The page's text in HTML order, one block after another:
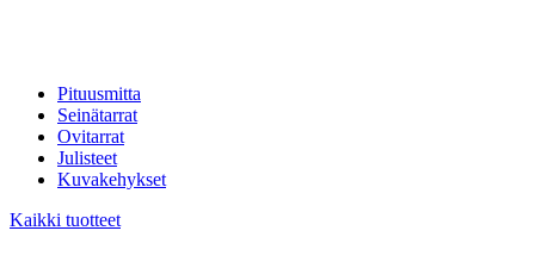
Pituusmitta
Seinätarrat
Ovitarrat
Julisteet
Kuvakehykset
Kaikki tuotteet